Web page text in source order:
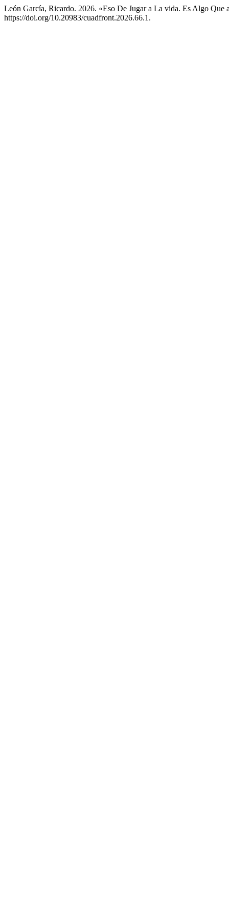
León García, Ricardo. 2026. «Eso De Jugar a La vida. Es Algo Que
https://doi.org/10.20983/cuadfront.2026.66.1.